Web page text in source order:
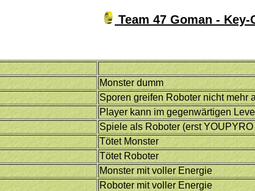
Team 47 Goman - Key-
Monster dumm
Sporen greifen Roboter nicht mehr
Player kann im gegenwärtigen
Spiele als Roboter (erst
Tötet Monster
Tötet Roboter
Monster mit voller Energie
Roboter mit voller Energie